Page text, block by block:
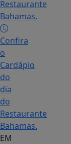
Restaurante
Bahamas.
Confira
o
Cardápio
do
dia
do
Restaurante
Bahamas.
EM